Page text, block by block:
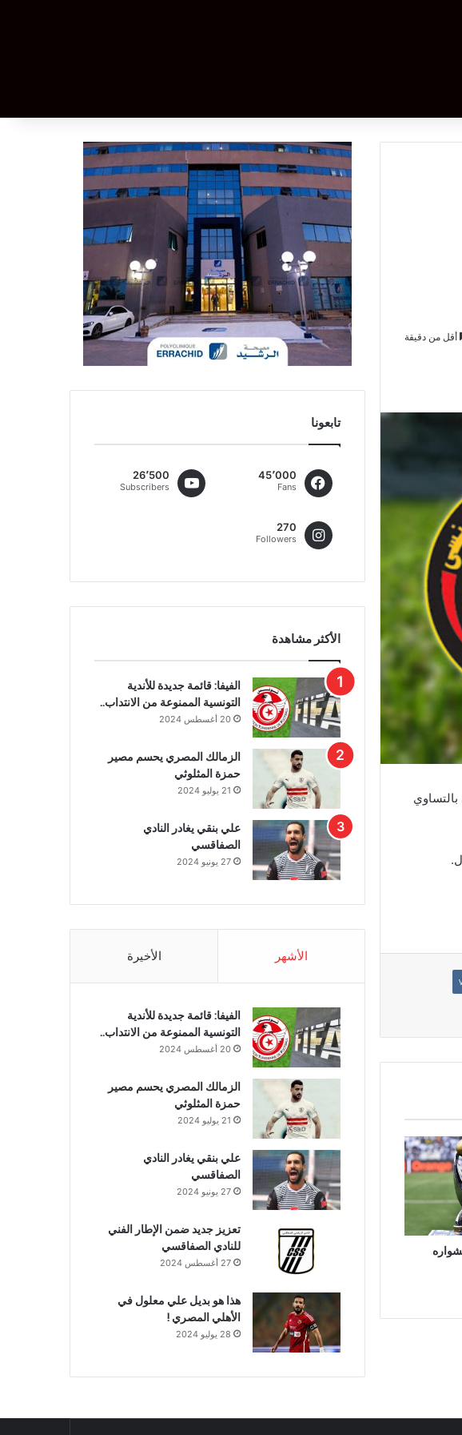
أقل من دقيقة
بالتساوي
تابعونا
45٬000
Fans
26٬500
Subscribers
270
Followers
الأكثر مشاهدة
الفيفا: قائمة جديدة للأندية
التونسية الممنوعة من الانتداب..
20 أغسطس 2024
الزمالك المصري يحسم مصير
حمزة المثلوثي
21 يوليو 2024
علي بنقي يغادر النادي
الصفاقسي
27 يونيو 2024
الأشهر الأخيرة
الفيفا: قائمة جديدة للأندية
التونسية الممنوعة من الانتداب..
20 أغسطس 2024
الزمالك المصري يحسم مصير
حمزة المثلوثي
21 يوليو 2024
علي بنقي يغادر النادي
الصفاقسي
27 يونيو 2024
تعزيز جديد ضمن الإطار الفني
للنادي الصفاقسي
27 أغسطس 2024
هذا هو بديل علي معلول في
الأهلي المصري !
28 يوليو 2024